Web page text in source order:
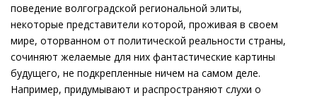
поведение волгоградской региональной элиты,
некоторые представители которой, проживая в своем
мире, оторванном от политической реальности страны,
сочиняют желаемые для них фантастические картины
будущего, не подкрепленные ничем на самом деле.
Например, придумывают и распространяют слухи о